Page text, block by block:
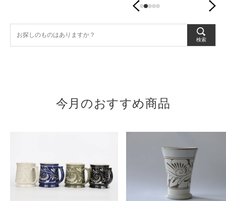
検索
今月のおすすめ商品